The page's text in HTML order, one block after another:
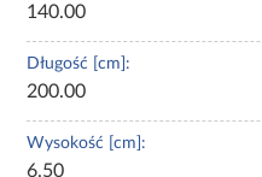
140.00
Długość [cm]:
200.00
Wysokość [cm]:
6.50